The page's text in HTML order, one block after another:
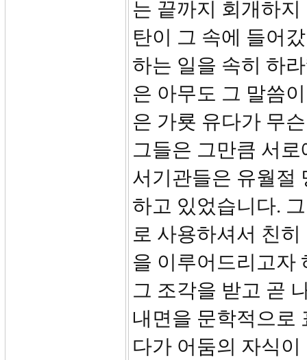
는 끝까지 회개하
탄이 그 속에 들어
하는 일을 속히 하
은 아무도 그 말씀
은 가룟 유다가 무
그들은 그만큼 서
서기관들은 유월절
하고 있었습니다.
로 사용하셔서 친
을 이루어드리고자
그 조각을 받고 곧
내면을 문학적으로
다가 어둠의 자식